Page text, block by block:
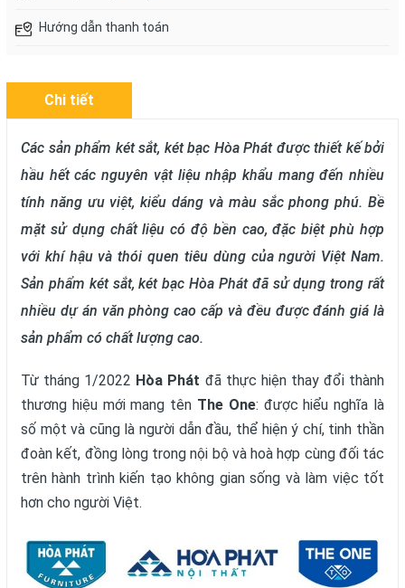
Hướng dẫn thanh toán
Chi tiết
Các sản phẩm két sắt, két bạc Hòa Phát được thiết kế bởi
hầu hết các nguyên vật liệu nhập khẩu mang đến nhiều
tính năng ưu việt, kiểu dáng và màu sắc phong phú. Bề
mặt sử dụng chất liệu có độ bền cao, đặc biệt phù hợp
với khí hậu và thói quen tiêu dùng của người Việt Nam.
Sản phẩm két sắt, két bạc Hòa Phát đã sử dụng trong rất
nhiều dự án văn phòng cao cấp và đều được đánh giá là
sản phẩm có chất lượng cao.
Từ tháng 1/2022 Hòa Phát đã thực hiện thay đổi thành
thương hiệu mới mang tên The One: được hiểu nghĩa là
số một và cũng là người dẫn đầu, thể hiện ý chí, tinh thần
đoàn kết, đồng lòng trong nội bộ và hoà hợp cùng đối tác
trên hành trình kiến tạo không gian sống và làm việc tốt
hơn cho người Việt.